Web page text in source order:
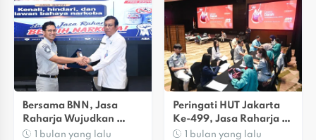
Bersama BNN, Jasa
Raharja Wujudkan
Lingkungan Kerja
1 bulan yang lalu
Peringati HUT Jakarta
Ke-499, Jasa Raharja
Gelar Donor Darah
1 bulan yang lalu